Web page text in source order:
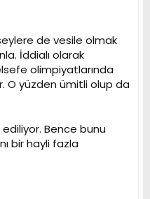
de vesile olmak
İddialı olarak
olimpiyatlarında
O yüzden ümitli olup da
Bence bunu
bir hayli fazla